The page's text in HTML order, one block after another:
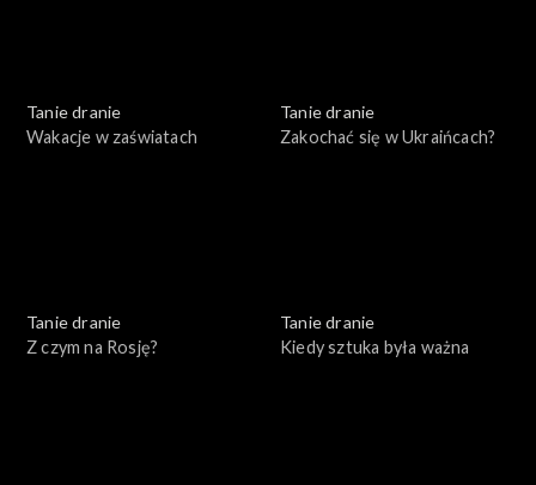
Tanie dranie
Wakacje w zaświatach
Tanie dranie
Zakochać się w Ukraińcach?
Tanie dranie
Z czym na Rosję?
Tanie dranie
Kiedy sztuka była ważna